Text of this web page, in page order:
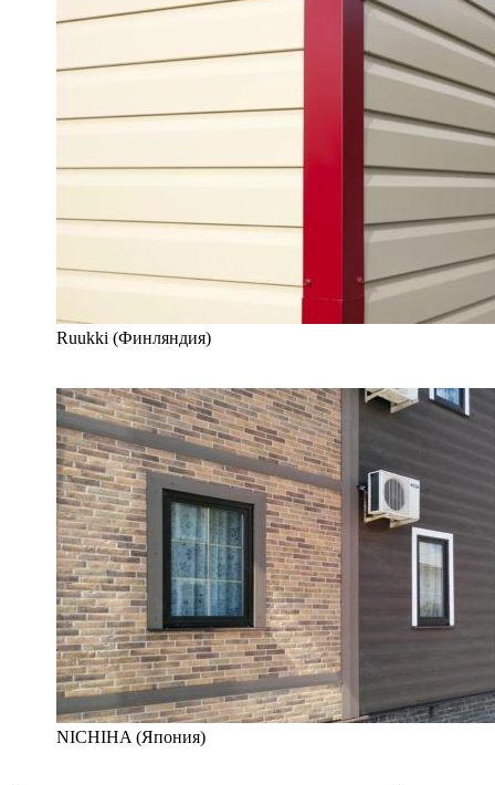
Ruukki (Финляндия)
NICHIHA (Япония)